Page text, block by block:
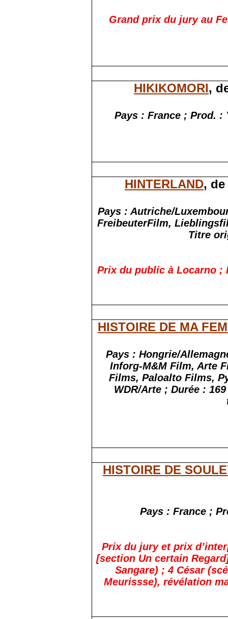
Grand prix du jury au
HIKIKOMORI,
Pays : France ; Prod. :
HINTERLAND,
Pays : Autriche/
FreibeuterFilm,
Titre
Prix du public à Locarno ;
HISTOIRE DE MA
Pays : Hongrie/
Inforg-M&M Film, Arte
Films, PaloaltoFilms,
WDR/Arte ; Durée :
HISTOIRE DE
Pays : France ;
Prix du jury et prix
[section Un certain
Sangare) ; 4 César
Meurissse), révélation